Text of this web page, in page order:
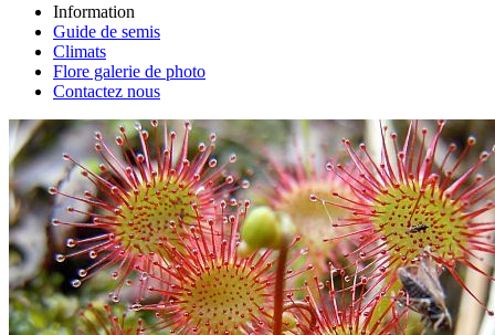
Information
Guide de semis
Climats
Flore galerie de photo
Contactez nous